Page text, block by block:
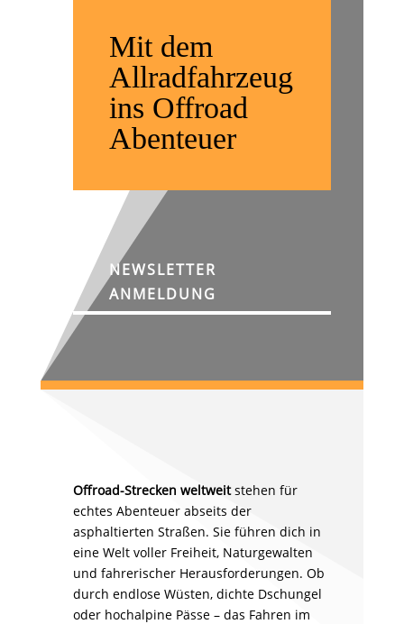
Mit dem
Allradfahrzeug
ins Offroad
Abenteuer
NEWSLETTER
ANMELDUNG
Offroad-Strecken weltweitstehen für
echtes Abenteuer abseits der
asphaltierten Straßen. Sie führen dich in
eine Welt voller Freiheit, Naturgewalten
und fahrerischer Herausforderungen. Ob
durch endlose Wüsten, dichte Dschungel
oder hochalpine Pässe – das Fahren im